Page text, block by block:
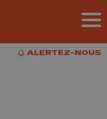
ALERTEZ-NOUS
ALERTEZ-NOUS